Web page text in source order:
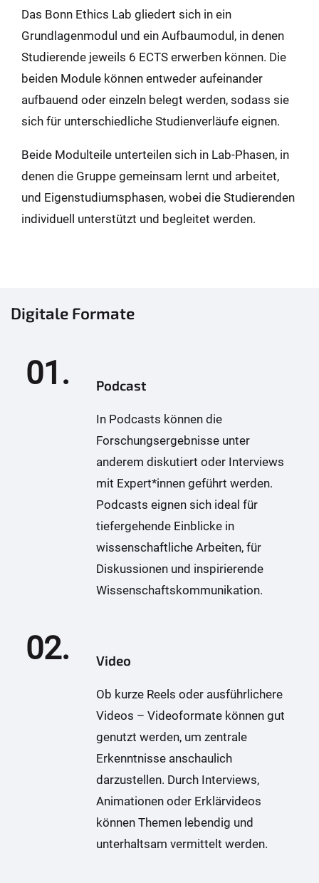
Das Bonn Ethics Lab gliedert sich in ein
Grundlagenmodul und ein Aufbaumodul, in denen
Studierende jeweils 6 ECTS erwerben können. Die
beiden Module können entweder aufeinander
aufbauend oder einzeln belegt werden, sodass sie
sich für unterschiedliche Studienverläufe eignen.
Beide Modulteile unterteilen sich in Lab-Phasen, in
denen die Gruppe gemeinsam lernt und arbeitet,
und Eigenstudiumsphasen, wobei die Studierenden
individuell unterstützt und begleitet werden.
Digitale Formate
01. Podcast
In Podcasts können die
Forschungsergebnisse unter
anderem diskutiert oder Interviews
mit Expert*innen geführt werden.
Podcasts eignen sich ideal für
tiefergehende Einblicke in
wissenschaftliche Arbeiten, für
Diskussionen und inspirierende
Wissenschaftskommunikation.
02. Video
Ob kurze Reels oder ausführlichere
Videos – Videoformate können gut
genutzt werden, um zentrale
Erkenntnisse anschaulich
darzustellen. Durch Interviews,
Animationen oder Erklärvideos
können Themen lebendig und
unterhaltsam vermittelt werden.